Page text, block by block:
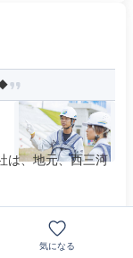
◆
は、地元、西三河
気になる
気になる